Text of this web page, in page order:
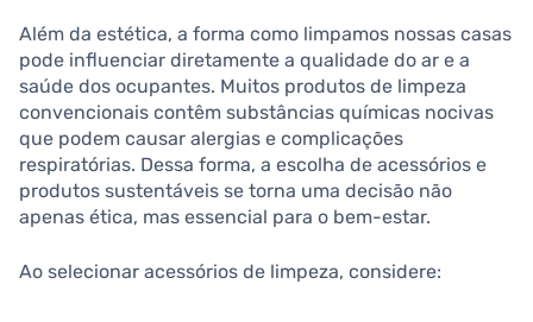
Além da estética, a forma como limpamos nossas casas
pode influenciar diretamente a qualidade do ar e a
saúde dos ocupantes. Muitos produtos de limpeza
convencionais contêm substâncias químicas nocivas
que podem causar alergias e complicações
respiratórias. Dessa forma, a escolha de acessórios e
produtos sustentáveis se torna uma decisão não
apenas ética, mas essencial para o bem-estar.
Ao selecionar acessórios de limpeza, considere: